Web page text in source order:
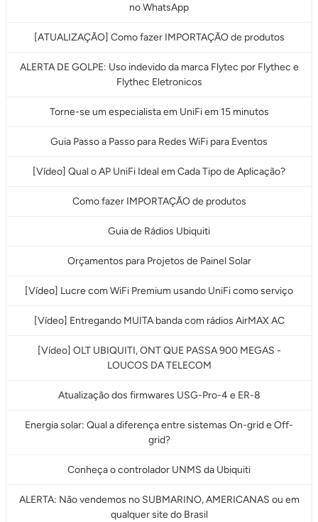
no WhatsApp
[ATUALIZAÇÃO] Como fazer IMPORTAÇÃO de produtos
ALERTA DE GOLPE: Uso indevido da marca Flytec por Flythec e
Flythec Eletronicos
Torne-se um especialista em UniFi em 15 minutos
Guia Passo a Passo para Redes WiFi para Eventos
[Vídeo] Qual o AP UniFi Ideal em Cada Tipo de Aplicação?
Como fazer IMPORTAÇÃO de produtos
Guia de Rádios Ubiquiti
Orçamentos para Projetos de Painel Solar
[Vídeo] Lucre com WiFi Premium usando UniFi como serviço
[Vídeo] Entregando MUITA banda com rádios AirMAX AC
[Vídeo] OLT UBIQUITI, ONT QUE PASSA 900 MEGAS -
LOUCOS DA TELECOM
Atualização dos firmwares USG-Pro-4 e ER-8
Energia solar: Qual a diferença entre sistemas On-grid e Off-
grid?
Conheça o controlador UNMS da Ubiquiti
ALERTA: Não vendemos no SUBMARINO, AMERICANAS ou em
qualquer site do Brasil